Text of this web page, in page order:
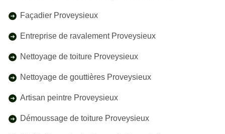
Façadier Proveysieux
Entreprise de ravalement Proveysieux
Nettoyage de toiture Proveysieux
Nettoyage de gouttières Proveysieux
Artisan peintre Proveysieux
Démoussage de toiture Proveysieux